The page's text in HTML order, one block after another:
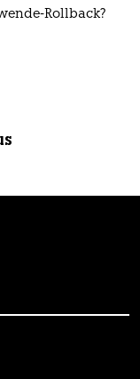
Rollback?